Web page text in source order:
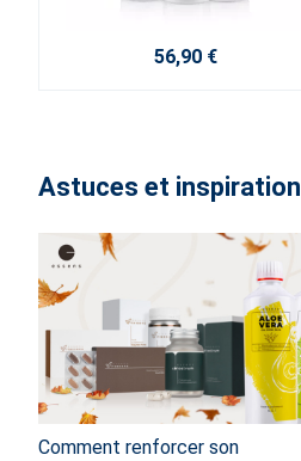
56,90 €
Astuces et inspiration
Comment renforcer son